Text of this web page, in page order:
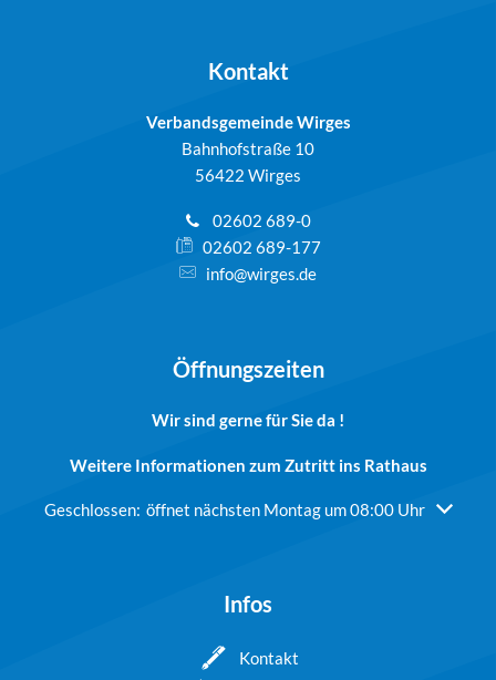
Kontakt
Verbandsgemeinde Wirges
Bahnhofstraße 10
56422 Wirges
02602 689-0
02602 689-177
info@wirges.de
Öffnungszeiten
Wir sind gerne für Sie da !
Weitere Informationen zum Zutritt ins Rathaus
Klicken, um weitere Öffnungs- oder Schließzeiten
Geschlossen: öffnet nächsten Montag um 08:00 Uhr
Infos
Kontakt